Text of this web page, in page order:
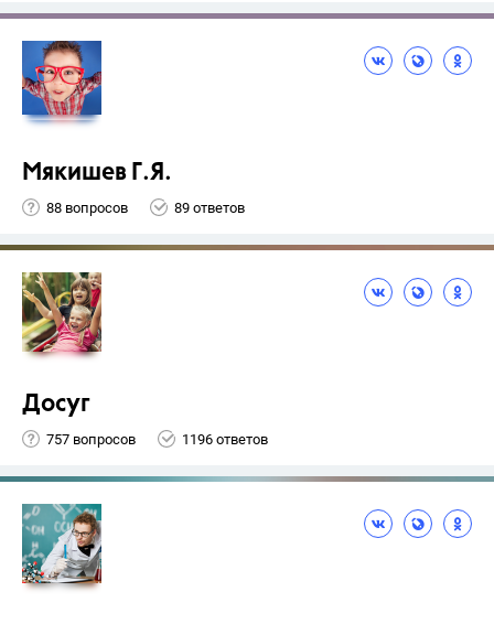
Мякишев Г.Я.
88 вопросов 89 ответов
Досуг
757 вопросов 1196 ответов